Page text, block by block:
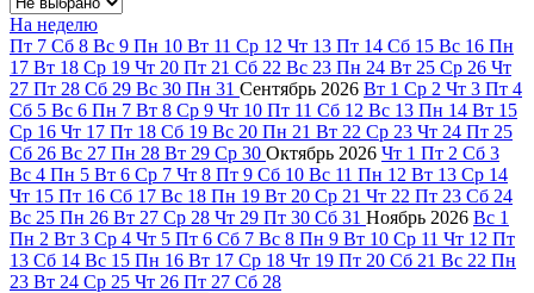
На неделю
Пт 7 Сб 8 Вс 9 Пн 10 Вт 11 Ср 12 Чт 13 Пт 14 Сб 15 Вс 16 Пн
17 Вт 18 Ср 19 Чт 20 Пт 21 Сб 22 Вс 23 Пн 24 Вт 25 Ср 26 Чт
27 Пт 28 Сб 29 Вс 30 Пн 31 Сентябрь 2026 Вт 1 Ср 2 Чт 3 Пт 4
Сб 5 Вс 6 Пн 7 Вт 8 Ср 9 Чт 10 Пт 11 Сб 12 Вс 13 Пн 14 Вт 15
Ср 16 Чт 17 Пт 18 Сб 19 Вс 20 Пн 21 Вт 22 Ср 23 Чт 24 Пт 25
Сб 26 Вс 27 Пн 28 Вт 29 Ср 30 Октябрь 2026 Чт 1 Пт 2 Сб 3
Вс 4 Пн 5 Вт 6 Ср 7 Чт 8 Пт 9 Сб 10 Вс 11 Пн 12 Вт 13 Ср 14
Чт 15 Пт 16 Сб 17 Вс 18 Пн 19 Вт 20 Ср 21 Чт 22 Пт 23 Сб 24
Вс 25 Пн 26 Вт 27 Ср 28 Чт 29 Пт 30 Сб 31 Ноябрь 2026 Вс 1
Пн 2 Вт 3 Ср 4 Чт 5 Пт 6 Сб 7 Вс 8 Пн 9 Вт 10 Ср 11 Чт 12 Пт
13 Сб 14 Вс 15 Пн 16 Вт 17 Ср 18 Чт 19 Пт 20 Сб 21 Вс 22 Пн
23 Вт 24 Ср 25 Чт 26 Пт 27 Сб 28